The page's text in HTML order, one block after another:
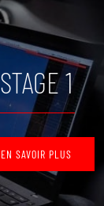
STAGE 1
EN SAVOIR PLUS